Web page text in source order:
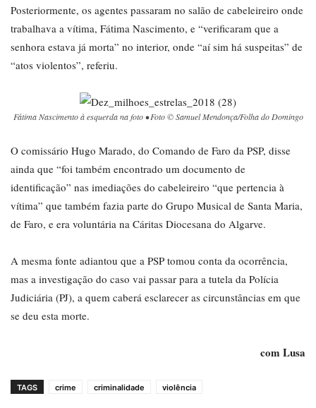
Posteriormente, os agentes passaram no salão de cabeleireiro onde
trabalhava a vítima, Fátima Nascimento, e “verificaram que a
senhora estava já morta” no interior, onde “aí sim há suspeitas” de
“atos violentos”, referiu.
Fátima Nascimento à esquerda na foto • Foto © Samuel Mendonça/Folha do Domingo
O comissário Hugo Marado, do Comando de Faro da PSP, disse
ainda que “foi também encontrado um documento de
identificação” nas imediações do cabeleireiro “que pertencia à
vítima” que também fazia parte do Grupo Musical de Santa Maria,
de Faro, e era voluntária na Cáritas Diocesana do Algarve.
A mesma fonte adiantou que a PSP tomou conta da ocorrência,
mas a investigação do caso vai passar para a tutela da Polícia
Judiciária (PJ), a quem caberá esclarecer as circunstâncias em que
se deu esta morte.
com Lusa
TAGS crime criminalidade violência